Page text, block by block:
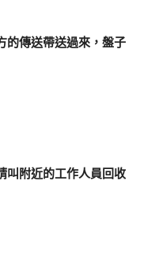
的傳送帶送過來，盤子
叫附近的工作人員回收